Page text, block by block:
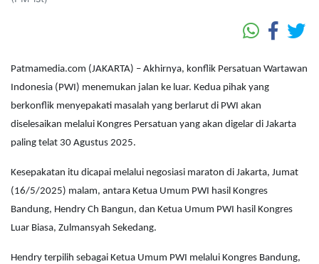
Patmamedia.com (JAKARTA) – Akhirnya, konflik Persatuan Wartawan
Indonesia (PWI) menemukan jalan ke luar. Kedua pihak yang
berkonflik menyepakati masalah yang berlarut di PWI akan
diselesaikan melalui Kongres Persatuan yang akan digelar di Jakarta
paling telat 30 Agustus 2025.
Kesepakatan itu dicapai melalui negosiasi maraton di Jakarta, Jumat
(16/5/2025) malam, antara Ketua Umum PWI hasil Kongres
Bandung, Hendry Ch Bangun, dan Ketua Umum PWI hasil Kongres
Luar Biasa, Zulmansyah Sekedang.
Hendry terpilih sebagai Ketua Umum PWI melalui Kongres Bandung,